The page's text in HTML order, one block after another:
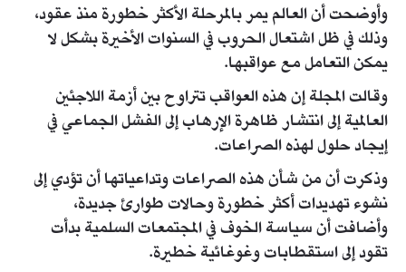
وأوضحت أن العالم يمر بالمرحلة الأكثر خطورة منذ عقود،
وذلك في ظل اشتعال الحروب في السنوات الأخيرة بشكل لا
يمكن التعامل مع عواقبها.
وقالت المجلة إن هذه العواقب تتراوح بين أزمة اللاجئين
العالمية إلى انتشار ظاهرة الإرهاب إلى الفشل الجماعي في
إيجاد حلول لهذه الصراعات.
وذكرت أن من شأن هذه الصراعات وتداعياتها أن تؤدي إلى
نشوء تهديدات أكثر خطورة وحالات طوارئ جديدة،
وأضافت أن سياسة الخوف في المجتمعات السلمية بدأت
تقود إلى استقطابات وغوغائية خطيرة.